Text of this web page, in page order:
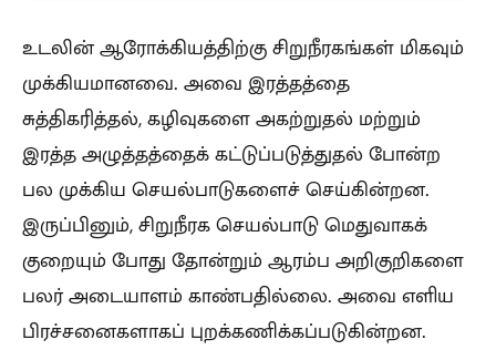
உடலின் ஆரோக்கியத்திற்கு சிறுநீரகங்கள் மிகவும்
முக்கியமானவை. அவை இரத்தத்தை
சுத்திகரித்தல், கழிவுகளை அகற்றுதல் மற்றும்
இரத்த அழுத்தத்தைக் கட்டுப்படுத்துதல் போன்ற
பல முக்கிய செயல்பாடுகளைச் செய்கின்றன.
இருப்பினும், சிறுநீரக செயல்பாடு மெதுவாகக்
குறையும் போது தோன்றும் ஆரம்ப அறிகுறிகளை
பலர் அடையாளம் காண்பதில்லை. அவை எளிய
பிரச்சனைகளாகப் புறக்கணிக்கப்படுகின்றன.